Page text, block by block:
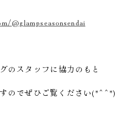
@glampseasonsendai
のスタッフに協力のもと
のでぜひご覧ください(*^^*)